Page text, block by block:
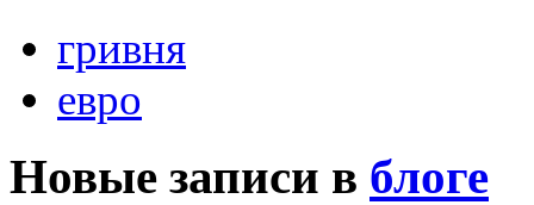
гривня
евро
Новые записи в блоге